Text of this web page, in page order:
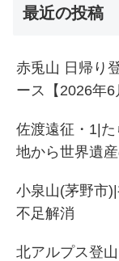
最近の投稿
赤兎山 日帰り
ース【2026年6
佐渡遠征・1|
地から世界遺
小泉山(茅野市
不足解消
北アルプス登